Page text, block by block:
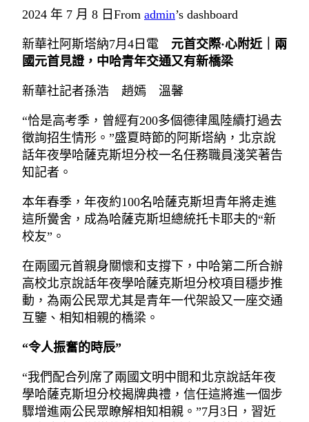
2024 年 7 月 8 日 From admin’s dashboard
新華社阿斯塔納7月4日電 元首交際·心附近｜兩
國元首見證，中哈青年交通又有新橋梁
新華社記者孫浩 趙嫣 溫馨
“恰是高考季，曾經有200多個德律風陸續打過去
徵詢招生情形。”盛夏時節的阿斯塔納，北京說
話年夜學哈薩克斯坦分校一名任務職員淺笑著告
知記者。
本年春季，年夜約100名哈薩克斯坦青年將走進
這所黌舍，成為哈薩克斯坦總統托卡耶夫的“新
校友”。
在兩國元首親身關懷和支撐下，中哈第二所合辦
高校北京說話年夜學哈薩克斯坦分校項目穩步推
動，為兩公民眾尤其是青年一代架設又一座交通
互鑒、相知相親的橋梁。
“令人振奮的時辰”
“我們配合列席了兩國文明中間和北京說話年夜
學哈薩克斯坦分校揭牌典禮，信任這將進一個步
驟增進兩公民眾瞭解相知相親。”7月3日，習近